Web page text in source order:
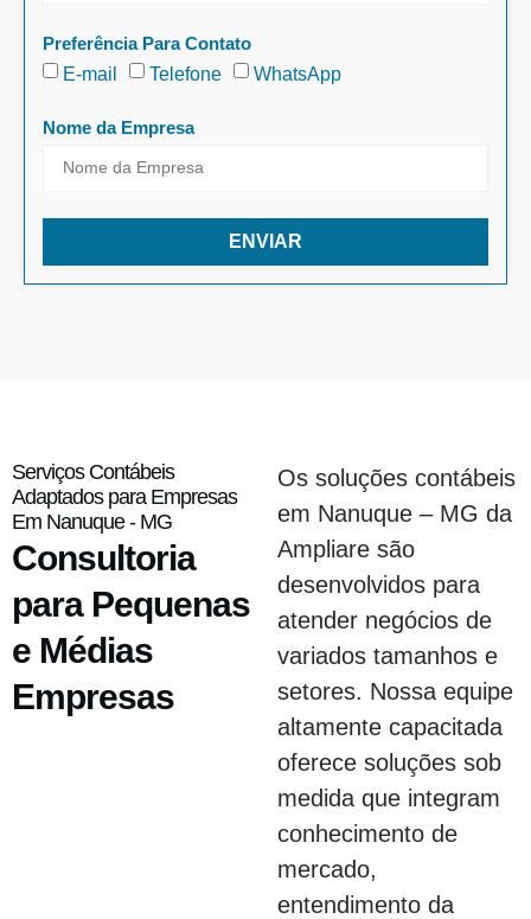
Preferência Para Contato
E-mail
Telefone WhatsApp
Nome da Empresa
ENVIAR
Serviços Contábeis
Adaptados para Empresas
Em Nanuque - MG
Consultoria
para Pequenas
e Médias
Empresas
Os soluções contábeis
em Nanuque – MG da
Ampliare são
desenvolvidos para
atender negócios de
variados tamanhos e
setores. Nossa equipe
altamente capacitada
oferece soluções sob
medida que integram
conhecimento de
mercado,
entendimento da